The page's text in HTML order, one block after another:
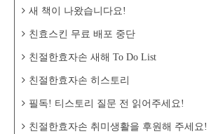
새 책이 나왔습니다요!
친효스킨 무료 배포 중단
친절한효자손 새해 To Do List
친절한효자손 히스토리
필독! 티스토리 질문 전 읽어주세요!
친절한효자손 취미생활을 후원해 주세요!